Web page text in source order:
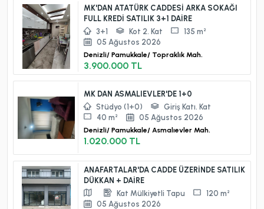
MK'DAN ATATÜRK CADDESİ ARKA SOKAĞI
FULL KREDİ SATILIK 3+1 DAİRE
3+1
Kot 2. Kat
135 m²
05 Ağustos 2026
Denizli/ Pamukkale/ Topraklık Mah.
3.900.000 TL
MK DAN ASMALIEVLER'DE 1+0
Stüdyo (1+0)
Giriş Katı. Kat
40 m²
05 Ağustos 2026
Denizli/ Pamukkale/ Asmalıevler Mah.
1.020.000 TL
ANAFARTALAR'DA CADDE ÜZERİNDE SATILIK
DÜKKAN + DAİRE
Kat Mülkiyetli Tapu
120 m²
05 Ağustos 2026